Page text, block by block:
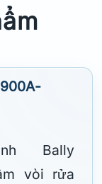
Bally
vòi rửa